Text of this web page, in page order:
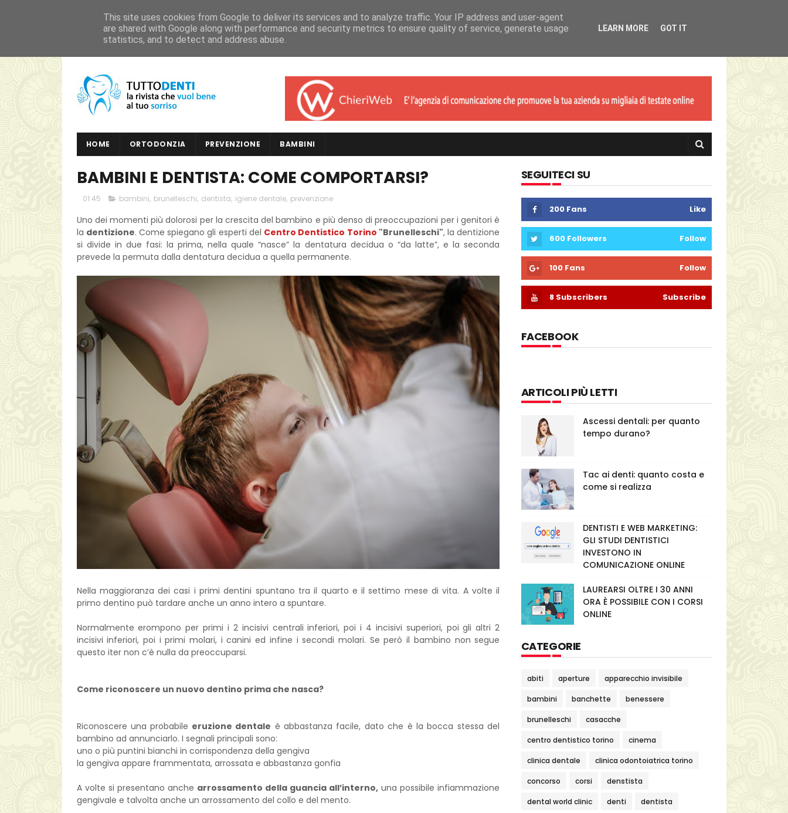
PRESENTAZIONE CONTATTI
HOME ORTODONZIA PREVENZIONE BAMBINI
BAMBINI E DENTISTA: COME COMPORTARSI?
01:45 bambini, brunelleschi, dentista, igiene dentale, prevenzione
Uno dei momenti più dolorosi per la crescita del bambino e più denso di preoccupazioni per i genitori è
la dentizione. Come spiegano gli esperti del Centro Dentistico Torino "Brunelleschi", la dentizione
si divide in due fasi: la prima, nella quale “nasce” la dentatura decidua o “da latte”, e la seconda
prevede la permuta dalla dentatura decidua a quella permanente.
Nella maggioranza dei casi i primi dentini spuntano tra il quarto e il settimo mese di vita. A volte il
primo dentino può tardare anche un anno intero a spuntare.
Normalmente erompono per primi i 2 incisivi centrali inferiori, poi i 4 incisivi superiori, poi gli altri 2
incisivi inferiori, poi i primi molari, i canini ed infine i secondi molari. Se però il bambino non segue
questo iter non c’è nulla da preoccuparsi.
Come riconoscere un nuovo dentino prima che nasca?
Riconoscere una probabile eruzione dentale è abbastanza facile, dato che è la bocca stessa del
bambino ad annunciarlo. I segnali principali sono:
uno o più puntini bianchi in corrispondenza della gengiva
la gengiva appare frammentata, arrossata e abbastanza gonfia
A volte si presentano anche arrossamento della guancia all’interno, una possibile infiammazione
gengivale e talvolta anche un arrossamento del collo e del mento.
SEGUITECI SU
200 Fans Like
600 Followers Follow
100 Fans Follow
8 Subscribers Subscribe
FACEBOOK
ARTICOLI PIÙ LETTI
Ascessi dentali: per quanto
tempo durano?
Tac ai denti: quanto costa e
come si realizza
DENTISTI E WEB MARKETING:
GLI STUDI DENTISTICI
INVESTONO IN
COMUNICAZIONE ONLINE
LAUREARSI OLTRE I 30 ANNI
ORA È POSSIBILE CON I CORSI
ONLINE
CATEGORIE
abiti aperture apparecchio invisibile
bambini banchette benessere
brunelleschi casacche
centro dentistico torino cinema
clinica dentale clinica odontoiatrica torino
concorso corsi denstista
dental world clinic denti dentista
This site uses cookies from Google to deliver its services and to analyze traffic. Your IP address and user-agent
are shared with Google along with performance and security metrics to ensure quality of service, generate usage
statistics, and to detect and address abuse.
LEARN MORE GOT IT